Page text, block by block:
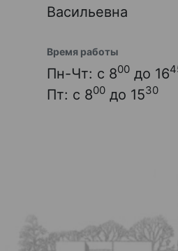
Васильевна
Время работы
Пн-Чт: с 800 до 16
Пт: с 800 до 1530